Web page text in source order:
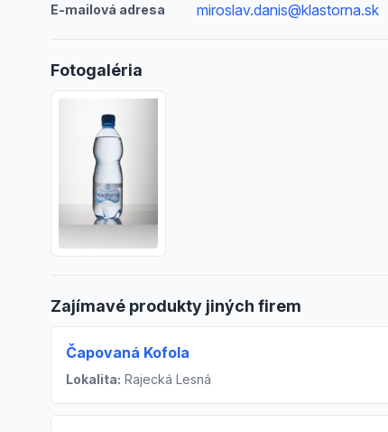
E-mailová adresa miroslav.danis@klastorna.sk
Fotogaléria
Zajímavé produkty jiných firem
Čapovaná Kofola
Lokalita: Rajecká Lesná